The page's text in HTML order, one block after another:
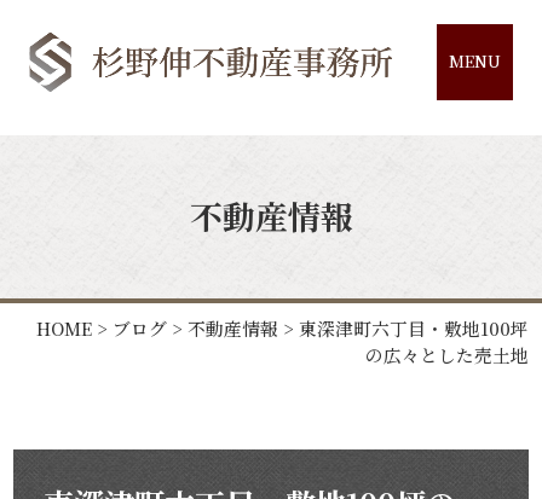
MENU
不動産情報
HOME> ブログ> 不動産情報 > 東深津町六丁目・敷地100坪
の広々とした売土地